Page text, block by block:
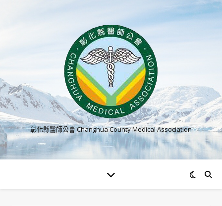
彰化縣醫師公會 Changhua County Medical Association